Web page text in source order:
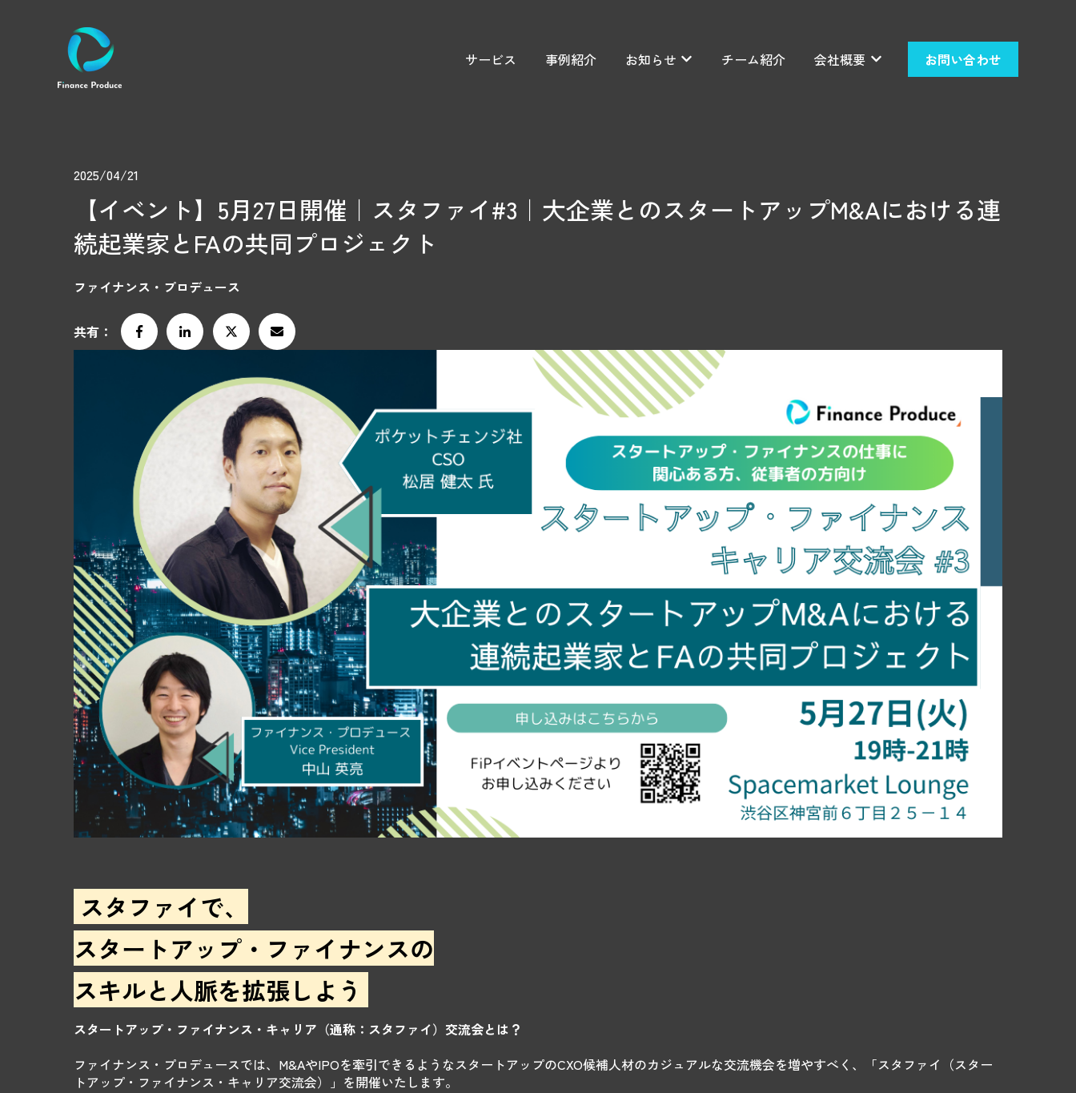
サービス 事例紹介 お知らせ お知らせのサブメニューを表示
チーム紹介 会社概要 会社概要のサブメニューを表示
お問い合わせ
2025/04/21
【イベント】5月27日開催｜スタファイ#3｜大企業とのスタートアップM&Aにおける連
続起業家とFAの共同プロジェクト
ファイナンス・プロデュース
共有：
スタファイで、
スタートアップ・ファイナンスの
スキルと人脈を拡張しよう
スタートアップ・ファイナンス・キャリア（通称：スタファイ）交流会とは？
ファイナンス・プロデュースでは、M&AやIPOを牽引できるようなスタートアップのCXO候補人材のカジュアルな交流機会を増やすべく、「スタファイ（スター
トアップ・ファイナンス・キャリア交流会）」を開催いたします。